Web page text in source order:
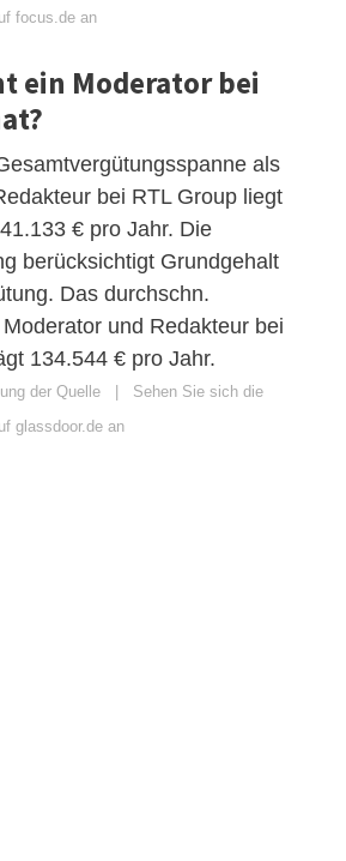
focus.de an
ein Moderator bei
als
bei RTL Group liegt
€ pro Jahr. Die
berücksichtigt Grundgehalt
Das durchschn.
und Redakteur bei
134.544 € pro Jahr.
der Quelle | Sehen Sie sich die
glassdoor.de an